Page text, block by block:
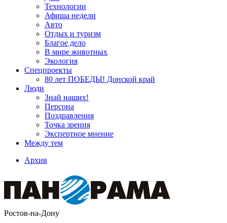
Технологии
Афиша недели
Авто
Отдых и туризм
Благое дело
В мире животных
Экология
Спецпроекты
80 лет ПОБЕДЫ! Донской край
Люди
Знай наших!
Персона
Поздравления
Точка зрения
Экспертное мнение
Между тем
Архив
Ростов-на-Дону